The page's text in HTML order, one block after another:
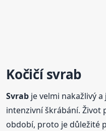
Kočičísvrab
Svrab je velmi nakažlivý
intenzivní škrábání. Život
období, proto je důležité